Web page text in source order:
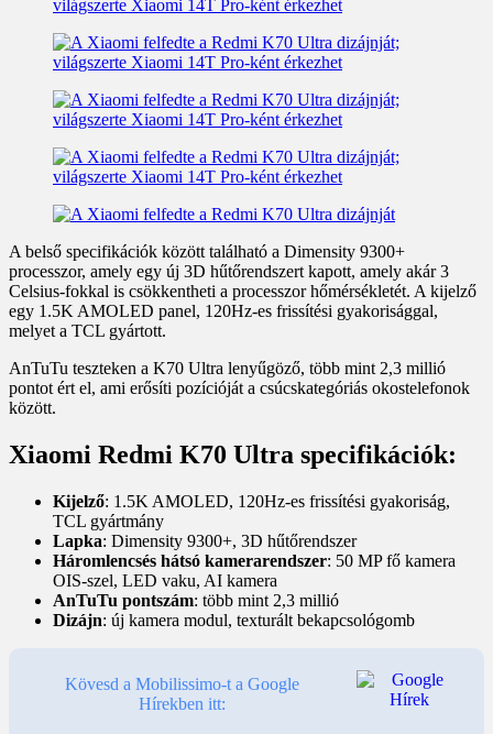
A belső specifikációk között található a Dimensity 9300+
processzor, amely egy új 3D hűtőrendszert kapott, amely akár 3
Celsius-fokkal is csökkentheti a processzor hőmérsékletét. A kijelző
egy 1.5K AMOLED panel, 120Hz-es frissítési gyakorisággal,
melyet a TCL gyártott.
AnTuTu teszteken a K70 Ultra lenyűgöző, több mint 2,3 millió
pontot ért el, ami erősíti pozícióját a csúcskategóriás okostelefonok
között.
Xiaomi Redmi K70 Ultra specifikációk:
Kijelző: 1.5K AMOLED, 120Hz-es frissítési gyakoriság,
TCL gyártmány
Lapka: Dimensity 9300+, 3D hűtőrendszer
Háromlencsés hátsó kamerarendszer: 50 MP fő kamera
OIS-szel, LED vaku, AI kamera
AnTuTu pontszám: több mint 2,3 millió
Dizájn: új kamera modul, texturált bekapcsológomb
Kövesd a Mobilissimo-t a Google
Hírekben itt: